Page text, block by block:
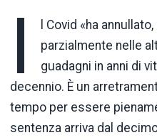
I
l Covid «ha
parzialmente nelle
guadagni in anni di
decennio. È un
tempo per essere
sentenza arriva dal